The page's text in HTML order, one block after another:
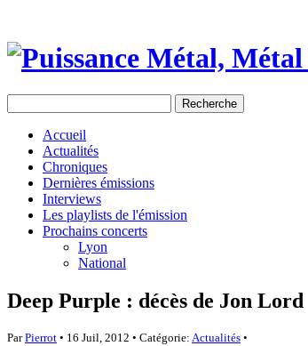
Accueil
Actualités
Chroniques
Dernières émissions
Interviews
Les playlists de l'émission
Prochains concerts
Lyon
National
Deep Purple : décès de Jon Lord
ParPierrot • 16 Juil, 2012 • Catégorie: Actualités •